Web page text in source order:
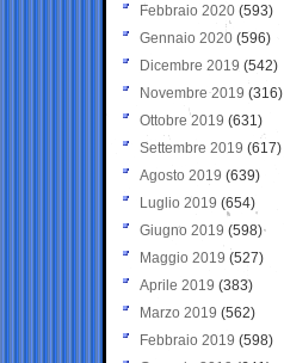
Febbraio 2020 (593)
Gennaio 2020 (596)
Dicembre 2019 (542)
Novembre 2019 (316)
Ottobre 2019 (631)
Settembre 2019 (617)
Agosto 2019 (639)
Luglio 2019 (654)
Giugno 2019 (598)
Maggio 2019 (527)
Aprile 2019 (383)
Marzo 2019 (562)
Febbraio 2019 (598)